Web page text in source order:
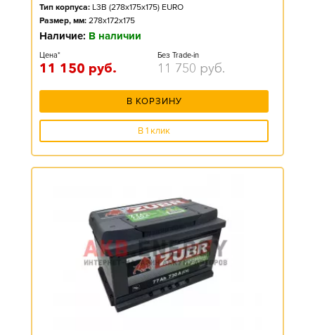
Тип корпуса: L3B (278x175x175) EURO
Размер, мм: 278x172x175
Наличие: В наличии
Цена*
11 150 руб.
Без Trade-in
11 750 руб.
В КОРЗИНУ
В 1 клик